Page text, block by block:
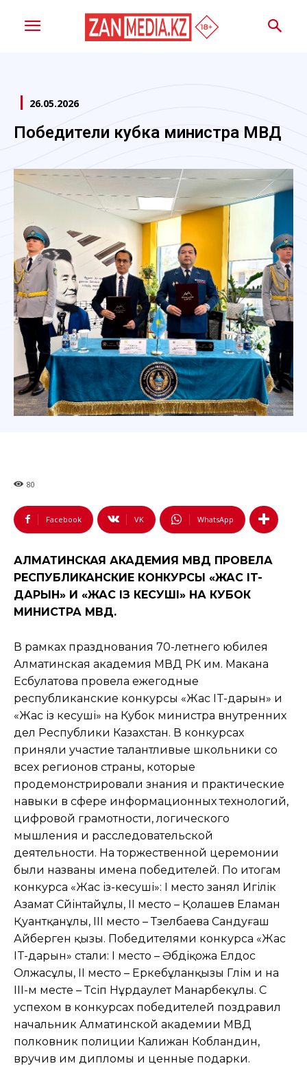
26.05.2026
Победители кубка министра МВД
80
Facebook VK WhatsApp
АЛМАТИНСКАЯ АКАДЕМИЯ МВД ПРОВЕЛА
РЕСПУБЛИКАНСКИЕ КОНКУРСЫ «ЖАС IT-
ДАРЫН» И «ЖАС ІЗ КЕСУШІ» НА КУБОК
МИНИСТРА МВД.
В рамках празднования 70-летнего юбилея
Алматинская академия МВД РК им. Макана
Есбулатова провела ежегодные
республиканские конкурсы «Жас IT-дарын» и
«Жас із кесуші» на Кубок министра внутренних
дел Республики Казахстан. В конкурсах
приняли участие талантливые школьники со
всех регионов страны, которые
продемонстрировали знания и практические
навыки в сфере информационных технологий,
цифровой грамотности, логического
мышления и расследовательской
деятельности. На торжественной церемонии
были названы имена победителей. По итогам
конкурса «Жас із-кесуші»: I место занял Игілік
Азамат Сүйінтайұлы, II место – Қолашев Еламан
Қуантқанұлы, III место – Түзелбаева Сандуғаш
Айберген қызы. Победителями конкурса «Жас
IT-дарын» стали: I место – Әбдіқожа Елдос
Олжасұлы, II место – Еркебұланқызы Гүлім и на
III-м месте – Түсіп Нұрдаулет Манарбекұлы. С
успехом в конкурсах победителей поздравил
начальник Алматинской академии МВД
полковник полиции Калижан Кобландин,
вручив им дипломы и ценные подарки.